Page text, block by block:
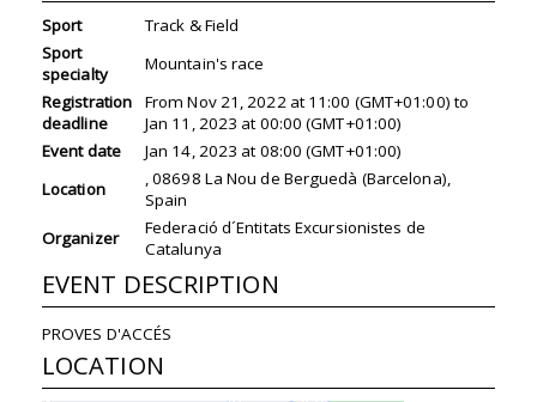
Sport
Track & Field
Sport
specialty
Mountain's race
Registration
deadline
FromNov 21, 2022at11:00 (GMT+01:00)to
Jan 11, 2023 at00:00 (GMT+01:00)
Event date
Jan 14, 2023 at08:00 (GMT+01:00)
Location
, 08698 La Nou de Berguedà (Barcelona),
Spain
Organizer
Federació d´Entitats Excursionistes de
Catalunya
EVENT DESCRIPTION
PROVES D'ACCÉS
LOCATION